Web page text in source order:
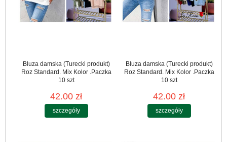
Bluza damska (Turecki produkt)
Roz Standard. Mix Kolor .Paczka
10 szt
42.00 zł
szczegóły
Bluza damska (Turecki produkt)
Roz Standard. Mix Kolor .Paczka
10 szt
42.00 zł
szczegóły